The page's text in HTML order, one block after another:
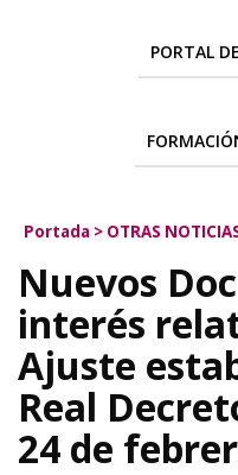
PORTAL
Portada > OTRAS
Nuevos
interés
Ajuste
Real
24 de